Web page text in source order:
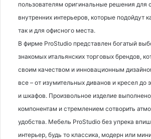
пользователям оригинальные решения для
внутренних интерьеров, которые подойдут
так и для офисного места.
В фирме ProStudio представлен богатый
знакомых итальянских торговых брендов,
своим качеством и инновационным
все – от изумительных диванов и кресел до
и шкафов. Произвольное изделие
компонентам и стремлением сотворить
удобства. Мебель ProStudio без упрека
интерьер, будь то классика, модерн или